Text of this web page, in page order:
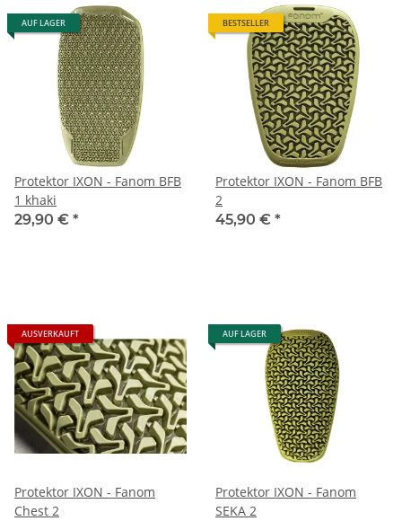
AUF LAGER
Protektor IXON - Fanom BFB
1 khaki
29,90 € *
BESTSELLER
Protektor IXON - Fanom BFB
2
45,90 € *
AUSVERKAUFT
Protektor IXON - Fanom
Chest 2
AUF LAGER
Protektor IXON - Fanom
SEKA 2